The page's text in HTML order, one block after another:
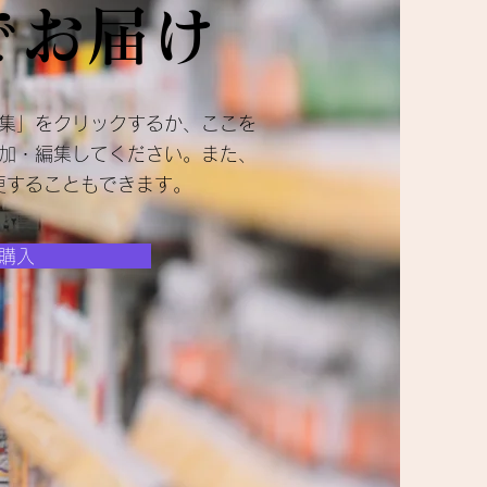
お届け
」をクリックするか、ここを
・編集してください。また、
ることもできます。
入